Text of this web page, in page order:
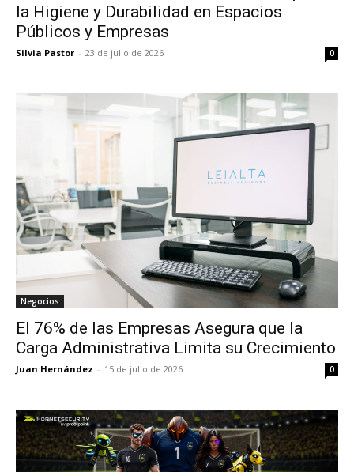
la Higiene y Durabilidad en Espacios
Públicos y Empresas
Silvia Pastor - 23 de julio de 2026 0
Negocios
El 76% de las Empresas Asegura que la
Carga Administrativa Limita su Crecimiento
Juan Hernández - 15 de julio de 2026 0